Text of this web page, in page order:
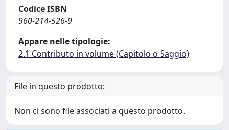
Codice ISBN
960-214-526-9
Appare nelle tipologie:
2.1 Contributo in volume (Capitolo o Saggio)
File in questo prodotto:
Non ci sono file associati a questo prodotto.